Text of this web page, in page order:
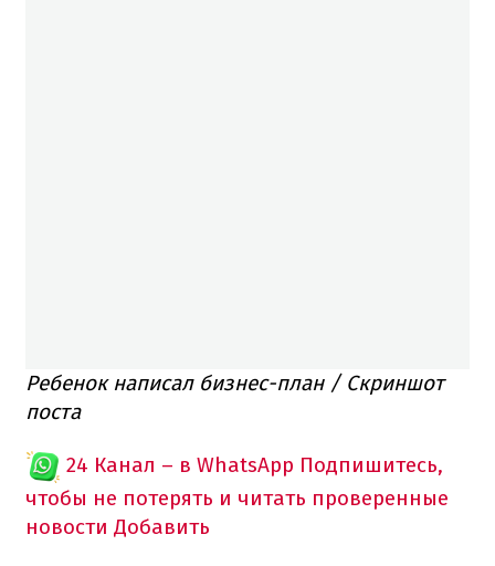
Ребенок написал бизнес-план / Скриншот
поста
24 Канал – в WhatsApp Подпишитесь,
чтобы не потерять и читать проверенные
новости Добавить